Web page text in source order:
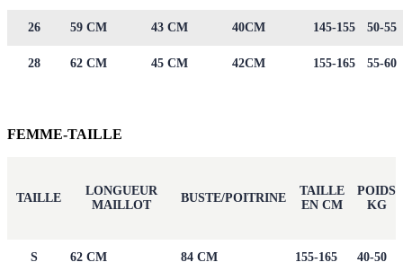
26 59 CM 43 CM 40CM 145-155 50-55
28 62 CM 45 CM 42CM 155-165 55-60
FEMME-TAILLE
TAILLE
LONGUEUR
MAILLOT
BUSTE/POITRINE
TAILLE
EN CM
POIDS
KG
S 62 CM 84 CM 155-165 40-50